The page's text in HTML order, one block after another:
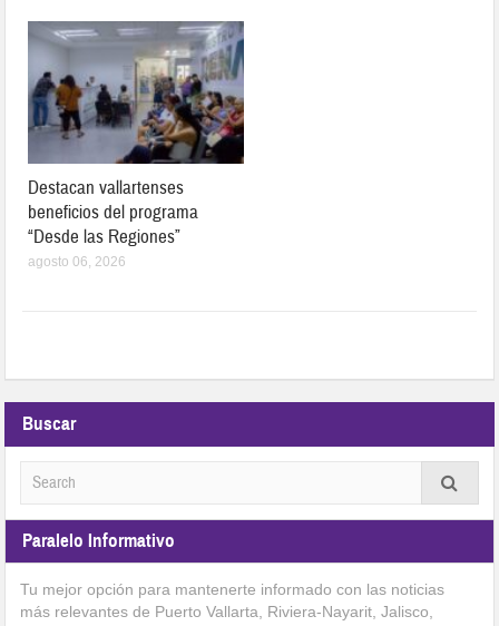
Destacan vallartenses
beneficios del programa
“Desde las Regiones”
agosto 06, 2026
Buscar
Paralelo Informativo
Tu mejor opción para mantenerte informado con las noticias
más relevantes de Puerto Vallarta, Riviera-Nayarit, Jalisco,